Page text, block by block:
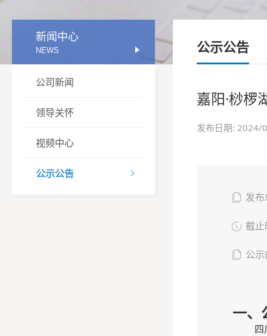
新闻中心
NEWS
公司新闻
领导关怀
视频中心

公示公告
公示公告
嘉阳·桫椤
发布日期:
 发
 截
 公
一、
四